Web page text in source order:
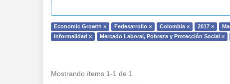
Economic Growth × Fedesarrollo × Colombia × 2017 ×
Informalidad ×
Mercado Laboral, Pobreza y Protección Social ×
Mostrando ítems 1-1 de 1